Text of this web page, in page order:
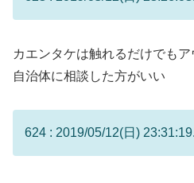
カエンタケは触れるだけでも
自治体に相談した方がいい
624 : 2019/05/12(日)